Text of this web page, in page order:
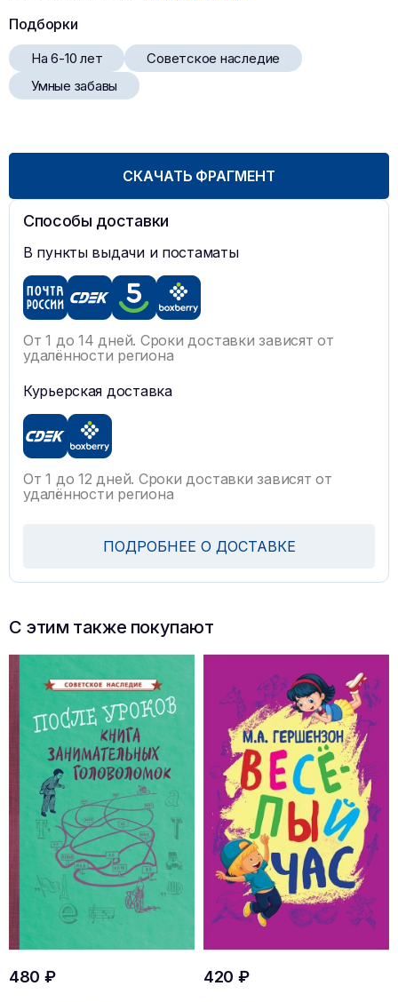
Подборки
На 6-10 лет
Советское наследие
Умные забавы
СКАЧАТЬ ФРАГМЕНТ
Способы доставки
В пункты выдачи и постаматы
От 1 до 14 дней. Сроки доставки зависят от
удалённости региона
Курьерская доставка
От 1 до 12 дней. Сроки доставки зависят от
удалённости региона
ПОДРОБНЕЕ О ДОСТАВКЕ
С этим также покупают
480 ₽ 420 ₽